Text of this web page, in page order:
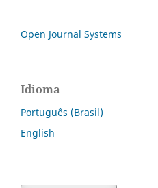
Open Journal Systems
Idioma
Português (Brasil)
English